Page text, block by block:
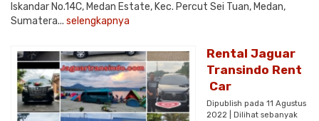
Iskandar No.14C, Medan Estate, Kec. Percut Sei Tuan, Medan,
Sumatera... selengkapnya
Rental Jaguar
Transindo Rent
Car
Dipublish pada 11 Agustus
2022 | Dilihat sebanyak